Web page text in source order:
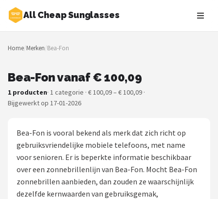
All Cheap Sunglasses
Zoeken
NAVIGATIE
Merken
Zonnebrillen
Baby zonnebrillen
Shop
Home/Merken/Bea-Fon
Bea-Fon vanaf € 100,09
1 producten· 1 categorie · € 100,09 – € 100,09 ·
Bijgewerkt op 17-01-2026
Bea-Fon is vooral bekend als merk dat zich richt op
gebruiksvriendelijke mobiele telefoons, met name
voor senioren. Er is beperkte informatie beschikbaar
over een zonnebrillenlijn van Bea-Fon. Mocht Bea-Fon
zonnebrillen aanbieden, dan zouden ze waarschijnlijk
dezelfde kernwaarden van gebruiksgemak,